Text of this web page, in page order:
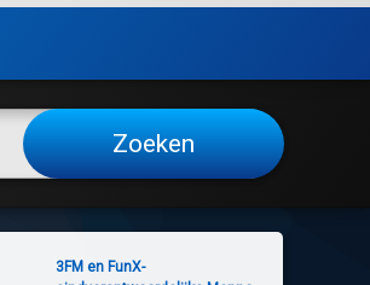
3FM en FunX-